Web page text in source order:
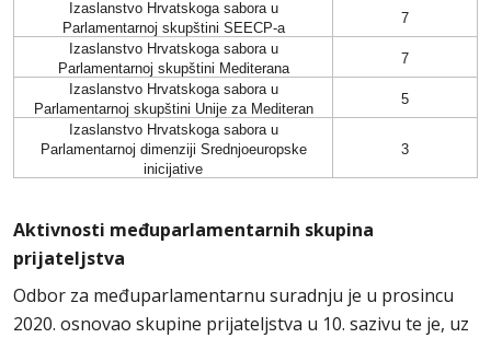
IzaslanstvoHrvatskoga saborau
Parlamentarnoj skupštini SEECP-a
7
IzaslanstvoHrvatskoga saborau
Parlamentarnoj skupštini Mediterana
7
IzaslanstvoHrvatskoga saborau
Parlamentarnoj skupštini Unije za Mediteran
5
IzaslanstvoHrvatskoga sabora u
Parlamentarnoj dimenziji Srednjoeuropske
inicijative
3
Aktivnosti međuparlamentarnih skupina
prijateljstva
Odbor za međuparlamentarnu suradnju je u prosincu
2020. osnovao skupine prijateljstva u 10. sazivu te je, uz